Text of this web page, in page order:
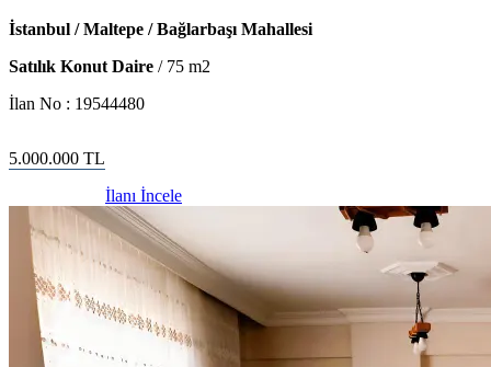
İstanbul / Maltepe / Bağlarbaşı Mahallesi
Satılık Konut Daire / 75 m2
İlan No : 19544480
5.000.000 TL
İlanı İncele